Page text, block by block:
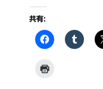
共有: